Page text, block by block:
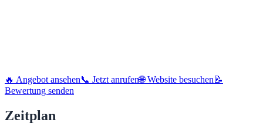
🔥 Angebot ansehen📞 Jetzt anrufen🌐 Website besuchen 📝
Bewertung senden
Zeitplan